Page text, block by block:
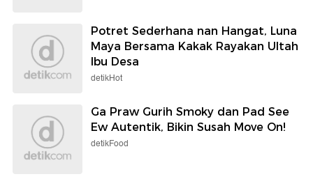
Potret Sederhana nan Hangat, Luna
Maya Bersama Kakak Rayakan Ultah
Ibu Desa
detikHot
Ga Praw Gurih Smoky dan Pad See
Ew Autentik, Bikin Susah Move On!
detikFood